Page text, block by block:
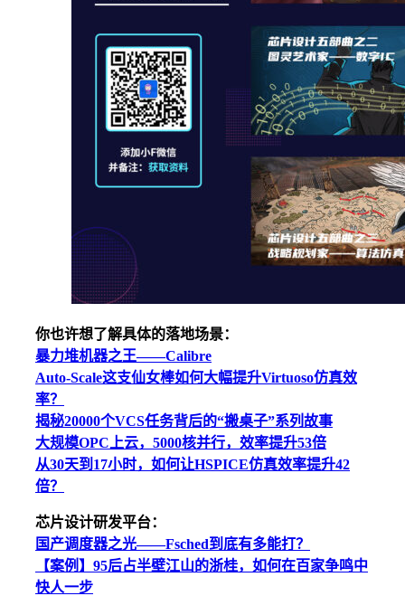
你也许想了解具体的落地场景：
暴力堆机器之王——Calibre
Auto-Scale这支仙女棒如何大幅提升Virtuoso仿真效
率？
揭秘20000个VCS任务背后的“搬桌子”系列故事
大规模OPC上云，5000核并行，效率提升53倍
从30天到17小时，如何让HSPICE仿真效率提升42
倍？
芯片设计研发平台：
国产调度器之光——Fsched到底有多能打？
【案例】95后占半壁江山的浙桂，如何在百家争鸣中
快人一步